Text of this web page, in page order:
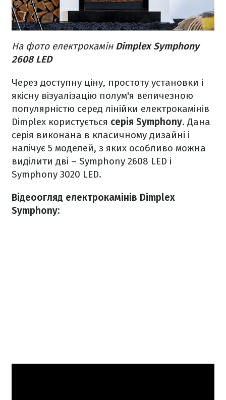
На фото електрокамін Dimplex Symphony
2608 LED
Через доступну ціну, простоту установки і
якісну візуалізацію полум'я величезною
популярністю серед лінійки електрокамінів
Dimplex користується серія Symphony. Дана
серія виконана в класичному дизайні і
налічує 5 моделей, з яких особливо можна
виділити дві – Symphony 2608 LED і
Symphony 3020 LED.
Відеоогляд електрокамінів Dimplex
Symphony: